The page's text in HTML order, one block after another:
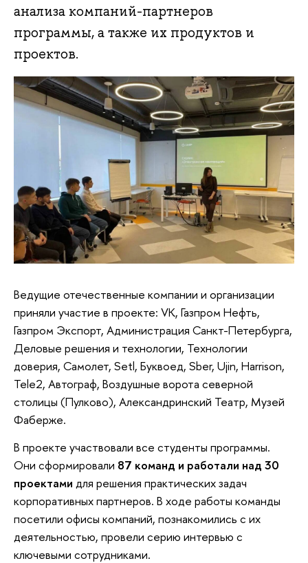
анализа компаний-партнеров
программы, а также их продуктов и
проектов.
Ведущие отечественные компании и организации
приняли участие в проекте: VK, Газпром Нефть,
Газпром Экспорт, Администрация Санкт-Петербурга,
Деловые решения и технологии, Технологии
доверия, Самолет, Setl, Буквоед, Sber, Ujin, Harrison,
Tele2, Автограф, Воздушные ворота северной
столицы (Пулково), Александринский Театр, Музей
Фаберже.
В проекте участвовали все студенты программы.
Они сформировали 87 команд и работали над 30
проектами для решения практических задач
корпоративных партнеров. В ходе работы команды
посетили офисы компаний, познакомились с их
деятельностью, провели серию интервью с
ключевыми сотрудниками.